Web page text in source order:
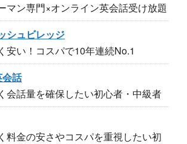
マン専門×オンライン英会話受け放題
シュビレッジ
安い！コスパで10年連続No.1
話
会話量を確保したい初心者・中級者
料金の安さやコスパを重視したい初